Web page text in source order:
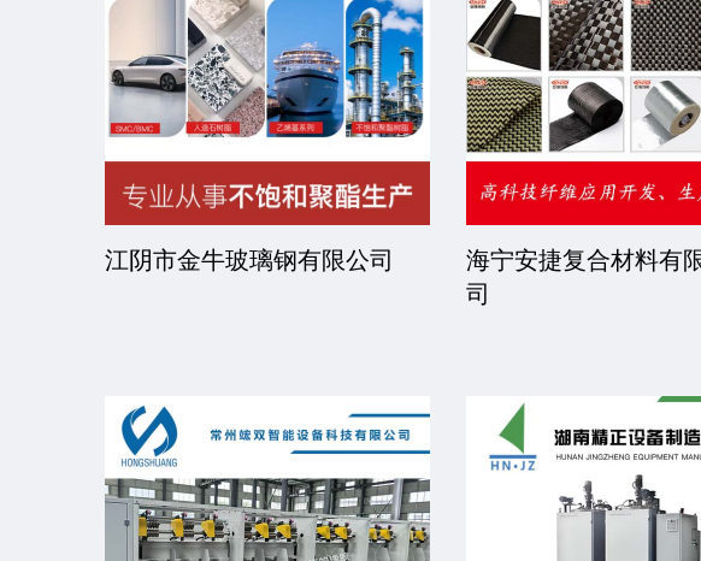
江阴市金牛玻璃钢有限公司
海宁安捷复合材料有
司